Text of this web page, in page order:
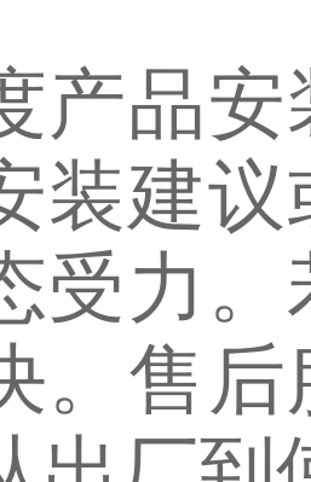
产品
装建
受力
。售